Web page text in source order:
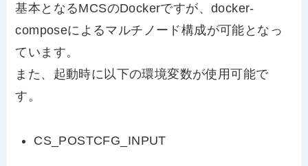
基本となるMCSのDockerですが、docker-
composeによるマルチノード構成が可能となっ
ています。
また、起動時に以下の環境変数が使用可能で
す。
CS_POSTCFG_INPUT